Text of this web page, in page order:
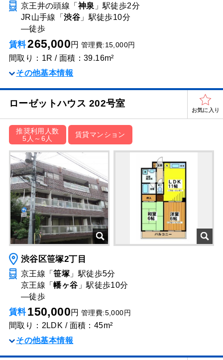
京王井の頭線「 神泉 」駅徒歩2分
JR山手線「渋谷 」駅徒歩10分
―徒歩
賃料265,000円 管理費:15,000円
間取り：1R / 面積：39.16m²
その他基本情報
ローゼットハウス 202号室
お気に入り
推奨利用人数
5人～6人
賃貸マンション
渋谷区笹塚2丁目
京王線「笹塚 」駅徒歩5分
京王線「幡ヶ谷 」駅徒歩10分
―徒歩
賃料150,000円 管理費:5,000円
間取り：2LDK / 面積：45m²
その他基本情報